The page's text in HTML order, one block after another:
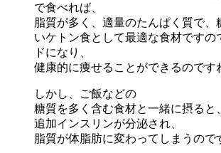
で食べれば、
脂質が多く、適量のたんぱく質で、
いケトン食として最適な食材ですの
ドになり、
健康的に痩せることができるのです
しかし、ご飯などの
糖質を多く含む食材と一緒に摂ると、
追加インスリンが分泌され、
脂質が体脂肪に変わってしまうので